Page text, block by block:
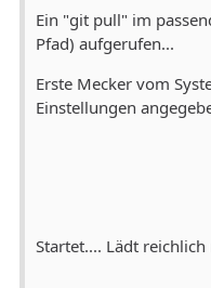
Ein "git pull" im
Pfad) aufgerufen...
Erste Mecker vom
Einstellungen
Startet.... Lädt